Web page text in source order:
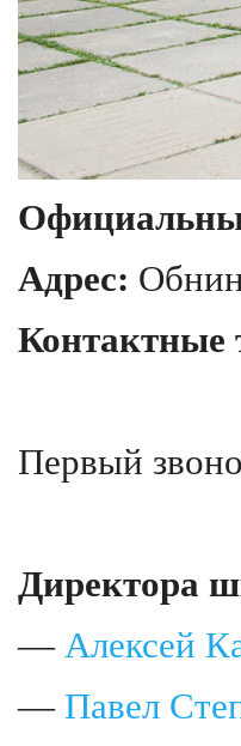
Адрес:
Контактные
Первый
Директора
— Алексей
— Павел